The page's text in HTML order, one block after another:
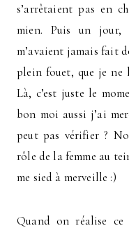
s’arrêtaient pas en
mien. Puis un jour,
m’avaient jamais fait
plein fouet, que je ne
Là, c’est juste le
bon moi aussi j’ai
peut pas vérifier ?
rôle de la femme au
me sied à merveille :)
Quand on réalise ce